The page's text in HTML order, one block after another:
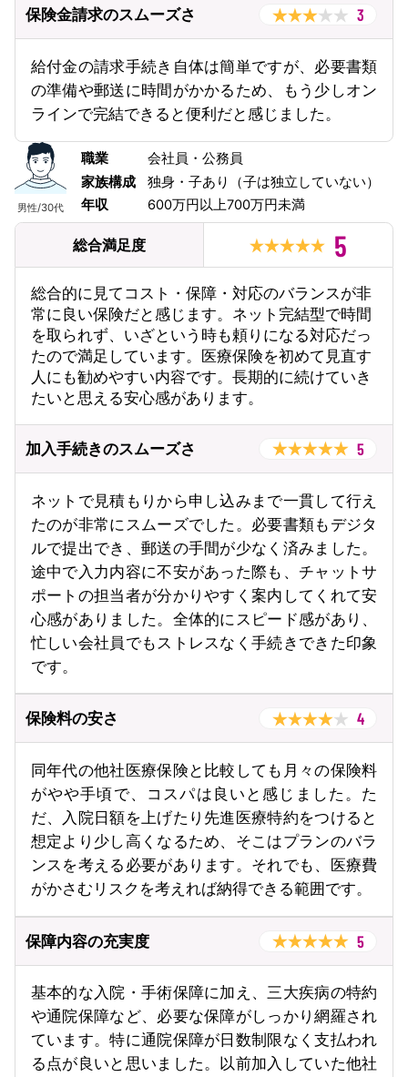
保険金請求のスムーズさ 3
給付金の請求手続き自体は簡単ですが、必要書類
の準備や郵送に時間がかかるため、もう少しオン
ラインで完結できると便利だと感じました。
男性/30代
職業
会社員・公務員
家族構成
独身・子あり（子は独立していない）
年収
600万円以上700万円未満
総合満足度 5
総合的に見てコスト・保障・対応のバランスが非
常に良い保険だと感じます。ネット完結型で時間
を取られず、いざという時も頼りになる対応だっ
たので満足しています。医療保険を初めて見直す
人にも勧めやすい内容です。長期的に続けていき
たいと思える安心感があります。
加入手続きのスムーズさ 5
ネットで見積もりから申し込みまで一貫して行え
たのが非常にスムーズでした。必要書類もデジタ
ルで提出でき、郵送の手間が少なく済みました。
途中で入力内容に不安があった際も、チャットサ
ポートの担当者が分かりやすく案内してくれて安
心感がありました。全体的にスピード感があり、
忙しい会社員でもストレスなく手続きできた印象
です。
保険料の安さ 4
同年代の他社医療保険と比較しても月々の保険料
がやや手頃で、コスパは良いと感じました。た
だ、入院日額を上げたり先進医療特約をつけると
想定より少し高くなるため、そこはプランのバラ
ンスを考える必要があります。それでも、医療費
がかさむリスクを考えれば納得できる範囲です。
保障内容の充実度 5
基本的な入院・手術保障に加え、三大疾病の特約
や通院保障など、必要な保障がしっかり網羅され
ています。特に通院保障が日数制限なく支払われ
る点が良いと思いました。以前加入していた他社